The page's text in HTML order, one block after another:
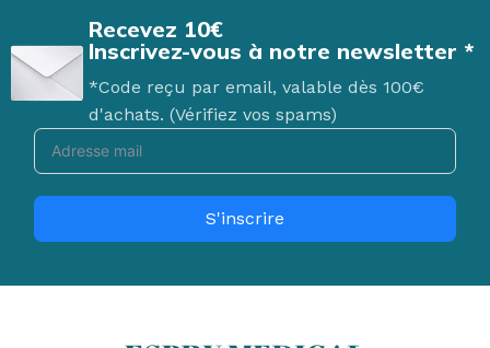
Recevez 10€
Inscrivez-vous à notre newsletter *
*Code reçu par email, valable dès 100€
d'achats. (Vérifiez vos spams)
S'inscrire